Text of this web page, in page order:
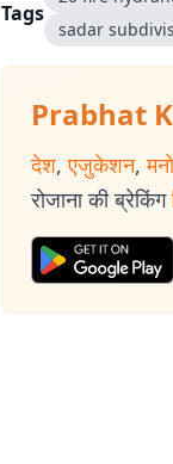
Tags
sadar
Prabhat
देश, एजुकेशन,
रोजाना की ब्रेकिंग